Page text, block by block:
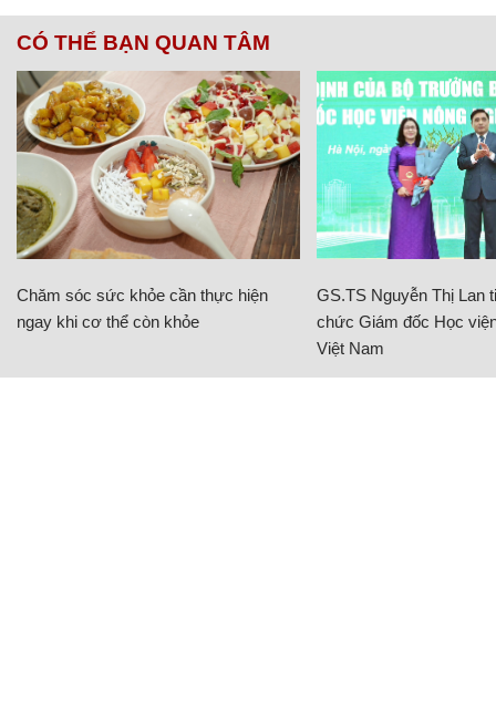
CÓ THỂ BẠN QUAN TÂM
Chăm sóc sức khỏe cần thực hiện
ngay khi cơ thể còn khỏe
GS.TS Nguyễn Thị Lan
chức Giám đốc Học
Việt Nam